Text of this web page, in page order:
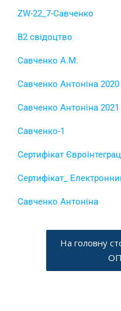
ZW-22_7-Савченко
В2 свідоцтво
Савченко А.М.
Савченко Антоніна 2020
Савченко Антоніна 2021
Савченко-1
Сертифікат
Сертифікат_
Савченко Антоніна
На головну